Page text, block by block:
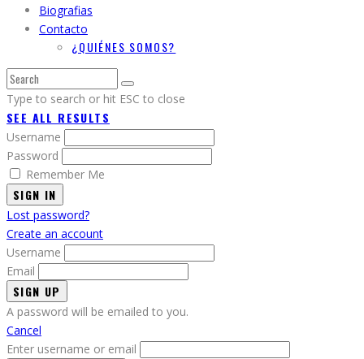
Biografias
Contacto
¿QUIÉNES SOMOS?
Type to search or hit ESC to close
SEE ALL RESULTS
Username
Password
Remember Me
SIGN IN
Lost password?
Create an account
Username
Email
A password will be emailed to you.
Cancel
Enter username or email